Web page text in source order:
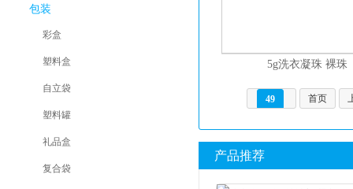
包装
彩盒
塑料盒
自立袋
塑料罐
礼品盒
复合袋
5g洗衣凝珠 裸珠
49 首页
产品推荐